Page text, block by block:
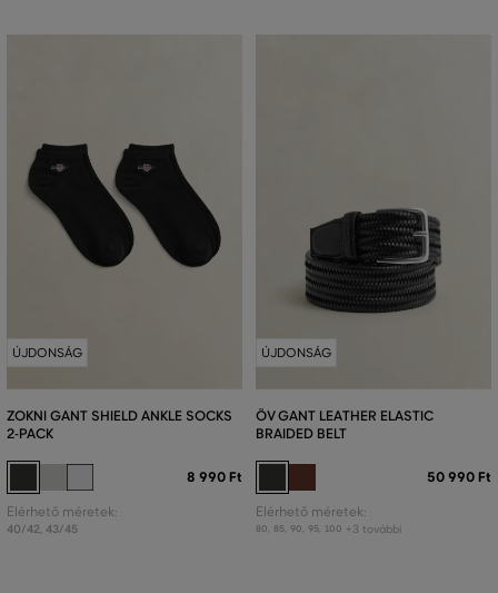
ÚJDONSÁG
ZOKNI GANT SHIELD ANKLE SOCKS
2-PACK
8 990 Ft
Elérhető méretek:
40/42, 43/45
ÚJDONSÁG
ÖV GANT LEATHER ELASTIC
BRAIDED BELT
50 990 Ft
Elérhető méretek:
80 85 90 95 100 +3 további